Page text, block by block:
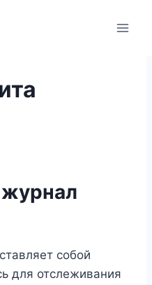
собой
для отслеживания